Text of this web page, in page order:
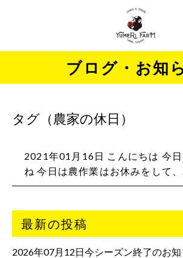
ブログ・お知
タグ（農家の休日）
2021年01月16日 こんにちは 今
ね 今日は農作業はお休みをして
最新の投稿
2026年07月12日今シーズン終了のお